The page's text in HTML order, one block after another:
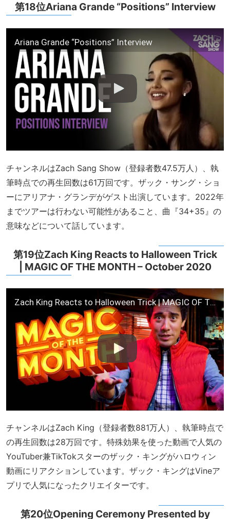
第18位Ariana Grande “Positions” Interview
Ariana Grande “Positions” Interview
チャンネルはZach Sang Show（登録者数47.5万人）、執
筆時点での再生回数は61万回です。ザック・サング・ショ
ーにアリアナ・グランデがゲスト出演しています。2022年
までツアーは行わない可能性があること、曲『34+35』の
意味などについて話しています。
第19位Zach King Reacts to Halloween Trick
| MAGIC OF THE MONTH – October 2020
Zach King Reacts to Halloween Trick | MAGIC OF THE MONTH – October 2020
チャンネルはZach King（登録者数881万人）、執筆時点で
の再生回数は28万回です。特殊効果を使った動画で人気の
YouTuber兼TikTokスターのザック・キングがハロウィン
動画にリアクションしています。ザック・キングはVineア
プリで人気になったクリエイターです。
第20位Opening Ceremony Presented by